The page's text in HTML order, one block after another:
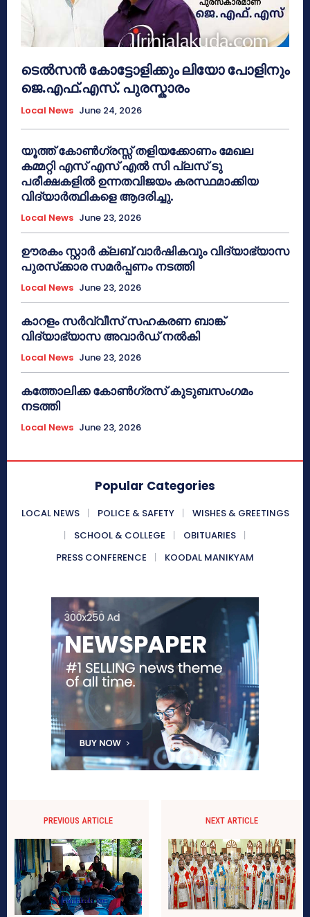
ടെൽസൻ കോട്ടോളിക്കും ലിയോ പോളിനും
ജെ.എഫ്.എസ്. പുരസ്കാരം
Local News June 24, 2026
യൂത്ത് കോൺഗ്രസ്സ് തളിയക്കോണം മേഖല
കമ്മറ്റി എസ് എസ് എൽ സി പ്ലസ് ടു
പരീക്ഷകളിൽ ഉന്നതവിജയം കരസ്ഥമാക്കിയ
വിദ്യാർത്ഥികളെ ആദരിച്ചു.
Local News June 23, 2026
ഊരകം സ്റ്റാർ ക്ലബ് വാർഷികവും വിദ്യാഭ്യാസ
പുരസ്‌ക്കാര സമർപ്പണം നടത്തി
Local News June 23, 2026
കാറളം സർവ്വീസ് സഹകരണ ബാങ്ക്
വിദ്യാഭ്യാസ അവാർഡ് നൽകി
Local News June 23, 2026
കത്തോലിക്ക കോൺഗ്രസ് കുടുബസംഗമം
നടത്തി
Local News June 23, 2026
Popular Categories
LOCAL NEWS POLICE & SAFETY
WISHES & GREETINGS
SCHOOL & COLLEGE
OBITUARIES
PRESS CONFERENCE
KOODAL MANIKYAM
PREVIOUS ARTICLE NEXT ARTICLE